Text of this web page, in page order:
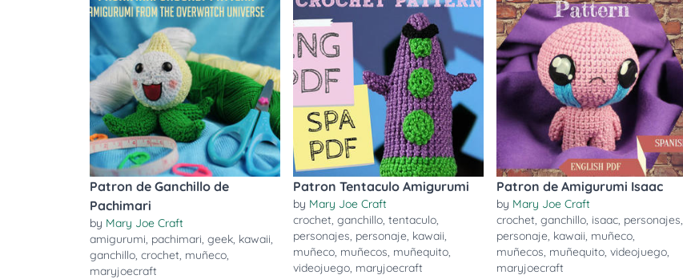
Patron de Ganchillo de
Pachimari
by Mary Joe Craft
amigurumi, pachimari, geek, kawaii,
ganchillo, crochet, muñeco,
maryjoecraft
Patron Tentaculo Amigurumi
by Mary Joe Craft
crochet,ganchillo,tentaculo,
personajes, personaje, kawaii,
muñeco, muñecos, muñequito,
videojuego, maryjoecraft
Patron de Amigurumi Isaac
by Mary Joe Craft
crochet,ganchillo, isaac, personajes,
personaje, kawaii, muñeco,
muñecos, muñequito,videojuego,
maryjoecraft